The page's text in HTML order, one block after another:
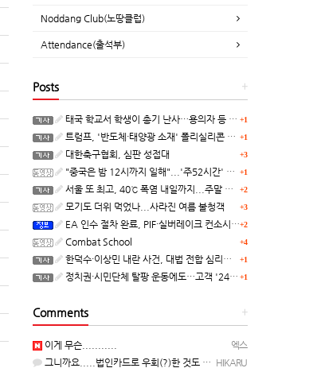
Noddang Club(노땅클럽)
Attendance(출석부)
+
Posts
+1
태국 학교서 학생이 총기 난사…용의자 등 8명 숨져
+1
트럼프, '반도체·태양광 소재' 폴리실리콘 파생 제품에 15% 관세...한국 기업도 영향
+3
대한축구협회, 심판 성접대
+1
"중국은 밤 12시까지 일해"...'주52시간' 손볼까
+2
서울 또 최고, 40℃ 폭염 내일까지...주말 동쪽 비바람
+3
모기도 더위 먹었나...사라진 여름 불청객
+2
EA 인수 절차 완료, PIF·실버레이크 컨소시엄 산하 편입
+4
Combat School
+1
한덕수·이상민 내란 사건, 대법 전합 심리…"역사적 사법평가"(종합)
+1
정치권·시민단체 탈팡 운동에도…고객 '2470만명' 원상 회복, "고물가에 돌팡"
+
Comments
엑스
이게 무슨...........
HIKARU
그니까요.....법인카드로 우회(?)한 것도 아니고, 대놓고...ㅋ ㅋ)